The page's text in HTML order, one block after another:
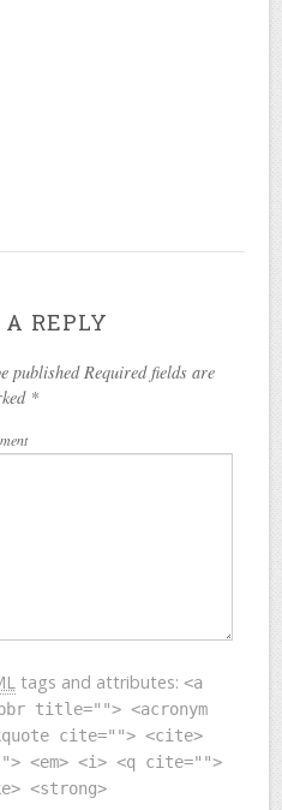
REPLY
published Required fields are
*
tags and attributes: <a
title=""> <acronym
cite=""> <cite>
<em> <i> <q cite="">
<strong>